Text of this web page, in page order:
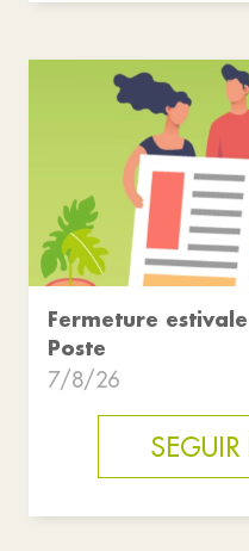
Fermeture
Poste
7/8/26
SEGUIR